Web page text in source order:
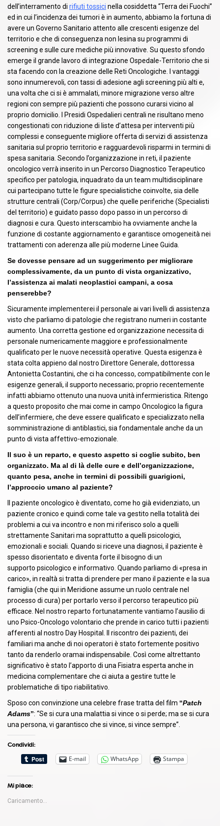
dell’interramento di rifiuti tossici nella cosiddetta “Terra dei Fuochi”
ed in cui l’incidenza dei tumori è in aumento, abbiamo la fortuna di
avere un Governo Sanitario attento alle crescenti esigenze del
territorio e che di conseguenza non lesina su programmi di
screening e sulle cure mediche più innovative. Su questo sfondo
emerge il grande lavoro di integrazione Ospedale-Territorio che si
sta facendo con la creazione delle Reti Oncologiche. I vantaggi
sono innumerevoli, con tassi di adesione agli screening più alti e,
una volta che ci si è ammalati, minore migrazione verso altre
regioni con sempre più pazienti che possono curarsi vicino al
proprio domicilio. I Presidi Ospedalieri centrali ne risultano meno
congestionati con riduzione di liste d’attesa per interventi più
complessi e conseguente migliore offerta di servizi di assistenza
sanitaria sul proprio territorio e ragguardevoli risparmi in termini di
spesa sanitaria. Secondo l’organizzazione in reti, il paziente
oncologico verrà inserito in un Percorso Diagnostico Terapeutico
specifico per patologia, inquadrato da un team multidisciplinare
cui partecipano tutte le figure specialistiche coinvolte, sia delle
strutture centrali (Corp/Corpus) che quelle periferiche (Specialisti
del territorio) e guidato passo dopo passo in un percorso di
diagnosi e cura. Questo interscambio ha ovviamente anche la
funzione di costante aggiornamento e garantisce omogeneità nei
trattamenti con aderenza alle più moderne Linee Guida.
Se dovesse pensare ad un suggerimento per migliorare
complessivamente, da un punto di vista organizzativo,
l’assistenza ai malati neoplastici campani, a cosa
penserebbe?
Sicuramente implementerei il personale ai vari livelli di assistenza
visto che parliamo di patologie che registrano numeri in costante
aumento. Una corretta gestione ed organizzazione necessita di
personale numericamente maggiore e professionalmente
qualificato per le nuove necessità operative. Questa esigenza è
stata colta appieno dal nostro Direttore Generale, dottoressa
Antonietta Costantini, che ci ha concesso, compatibilmente con le
esigenze generali, il supporto necessario; proprio recentemente
infatti abbiamo ottenuto una nuova unità infermieristica. Ritengo
a questo proposito che mai come in campo Oncologico la figura
dell’infermiere, che deve essere qualificato e specializzato nella
somministrazione di antiblastici, sia fondamentale anche da un
punto di vista affettivo-emozionale.
Il suo è un reparto, e questo aspetto si coglie subito, ben
organizzato. Ma al di là delle cure e dell’organizzazione,
quanto pesa, anche in termini di possibili guarigioni,
l’approccio umano al paziente?
Il paziente oncologico è diventato, come ho già evidenziato, un
paziente cronico e quindi come tale va gestito nella totalità dei
problemi a cui va incontro e non mi riferisco solo a quelli
strettamente Sanitari ma soprattutto a quelli psicologici,
emozionali e sociali. Quando si riceve una diagnosi, il paziente è
spesso disorientato e diventa forte il bisogno di un
supporto psicologico e informativo. Quando parliamo di «presa in
carico», in realtà si tratta di prendere per mano il paziente e la sua
famiglia (che qui in Meridione assume un ruolo centrale nel
processo di cura) per portarlo verso il percorso terapeutico più
efficace. Nel nostro reparto fortunatamente vantiamo l’ausilio di
uno Psico-Oncologo volontario che prende in carico tutti i pazienti
afferenti al nostro Day Hospital. Il riscontro dei pazienti, dei
familiari ma anche di noi operatori è stato fortemente positivo
tanto da renderlo oramai indispensabile. Così come altrettanto
significativo è stato l’apporto di una Fisiatra esperta anche in
medicina complementare che ci aiuta a gestire tutte le
problematiche di tipo riabilitativo.
Sposo con convinzione una celebre frase tratta del film “Patch
Adams”: “Se si cura una malattia si vince o si perde; ma se si cura
una persona, vi garantisco che si vince, si vince sempre”.
Condividi:
E-mail
WhatsApp Stampa
Mi piace:
Caricamento...